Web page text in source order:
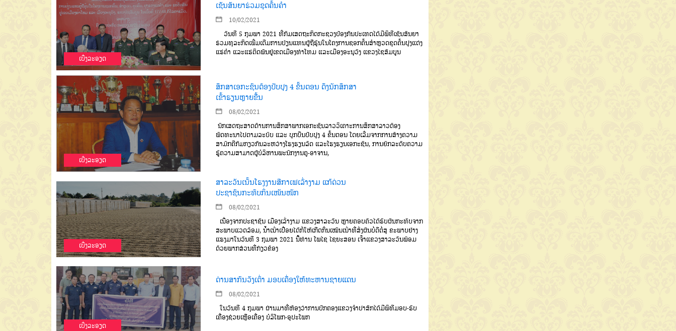
ເບີ່ງລະອຽດ
ເຊັນສັນຍາຮ່ວມຂຸດຄົ້ນຄຳ
10/02/2021
ວັນທີ5 ກຸມພາ 2021 ທີ່ກົມເສດຖະກິດກະຊວງປ້ອງກັນປະເທດໄດ້ມີພິທີເຊັນສັນຍາ
ຮ່ວມທຸລະກິດເພີ່ມເຕີມການປ່ຽນແທນຜູ້ຖືຮຸ້ນໃນໂຄງການຊອກຄົ້ນສໍາຫຼວດຂຸດຄົ້ນປຸງແຕ່ງ
ແຮ່ຄໍາ ແລະແຮ່ຕິດພັນຢູ່ເຂດເມືອງທ່າໂທມ ແລະເມືອງອະນຸວົງ ແຂວງໄຊສົມບູນ
ເບີ່ງລະອຽດ
ສຶກສາເອກະຊົນຕ້ອງປັບປຸງ 4 ຂັ້ນຕອນ ດຶງນັກສຶກສາ
ເຂົ້າຮຽນຫຼາຍຂື້ນ
08/02/2021
ນັກເສດຖະສາດດ້ານການສຶກສາພາກເອກະຊົນລາວວິເຄາະການສຶກສາລາວຕ້ອງ
ພັດທະນາໄປຕາມລະບົບ ແລະ ບຸກບືນປັບປຸງ4 ຂັ້ນຕອນ ໂດຍເລີ່ມຈາກການສ້າງຄວາມ
ສາມັກຄີກົມກຽວກັນລະຫວ່າງໂຮງຮຽນລັດ ແລະໂຮງຮຽນເອກະຊົນ, ການຍົກລະດັບຄວາມ
ຮູ້ຄວາມສາມາດຜູ້ບໍລິຫານພະນັກງານຄູ-ອາຈານ,
ເບີ່ງລະອຽດ
ສາລະວັນເນັ້ນໂຮງງານສີກາເຟເລົ່າງາມ ແກ້ດ່ວນ
ປະຊາຊົນກະທົບກິ່ນເໜັນໜັກ
08/02/2021
ເນື່ອງຈາກປະຊາຊົນ ເມືອງເລົ່າງາມ ແຂວງສາລະວັນ ຫຼາຍຄອບຄົວໄດ້ຮັບຜົນກະທົບຈາກ
ສະພາບແວດລ້ອມ, ນໍ້າເນົ່າເປື່ອຍໄດ້ກໍ່ໃຫ້ເກີດກິ່ນເໝັນເນົ່າທີ່ສົ່ງຜົນບໍ່ດີຕໍ່ສຸ ຂະພາບຢ່າງ
ແຮງມາໃນວັນທີ 3 ກຸມພາ 2021 ນີ້ທ່ານ ໂພໄຊ ໄຊຍະສອນ ເຈົ້າແຂວງສາລະວັນພ້ອມ
ດ້ວຍພາກສ່ວນທີ່ກ່ຽວຂ້ອງ
ເບີ່ງລະອຽດ
ດ່ານສາກົນວັງເຕົ່າ ມອບເຄື່ອງໃຫ້ທະຫານຊາຍແດນ
08/02/2021
ໃນວັນທີ 4 ກຸມພາ ຜ່ານມາທີ່ຫ້ອງວ່າການປົກຄອງແຂວງຈໍາປາສັກໄດ້ມີພິທີມອບ-ຮັບ
ເຄື່ອງຊ່ວຍເຫຼືອເຄື່ອງ ບໍລິໂພກ-ອຸປະໂພກ